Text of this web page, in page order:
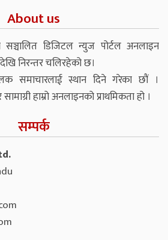
About us
सञ्चालित डिजिटल न्युज पोर्टल अनलाइन
निरन्तर चलिरहेको छ।
समाचारलाई स्थान दिने गरेका छौं ।
हाम्रो अनलाइनको प्राथमिकता हो ।
सम्पर्क